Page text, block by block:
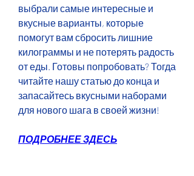
выбрали самые интересные и
вкусные варианты, которые
помогут вам сбросить лишние
килограммы и не потерять радость
от еды. Готовы попробовать? Тогда
читайте нашу статью до конца и
запасайтесь вкусными наборами
для нового шага в своей жизни!
ПОДРОБНЕЕ ЗДЕСЬ